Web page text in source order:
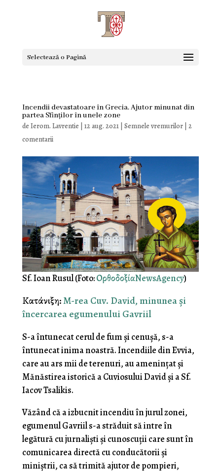
Selectează o Pagină
Incendii devastatoare în Grecia. Ajutor minunat din
partea Sfinților în unele zone
de Ierom. Lavrentie 12 aug. 2021| Semnele vremurilor| 2
comentarii
Sf. Ioan Rusul (Foto:ΟρθοδοξίαNewsAgency)
Κατάνιξη:M-rea Cuv. David, minunea și
încercarea egumenului Gavriil
S-a întunecat cerul de fum și cenușă, s-a
întunecat inima noastră. Incendiile din Evvia,
care au ars mii de terenuri, au amenințat și
Mănăstirea istorică a Cuviosului David și a Sf.
Iacov Tsalikis.
Văzând că a izbucnit incendiu în jurul zonei,
egumenul Gavriil s-a străduit să intre în
legătură cu jurnaliști și cunoscuții care sunt în
comunicarea directă cu conducătorii și
miniștrii, ca să trimită ajutor de pompieri,